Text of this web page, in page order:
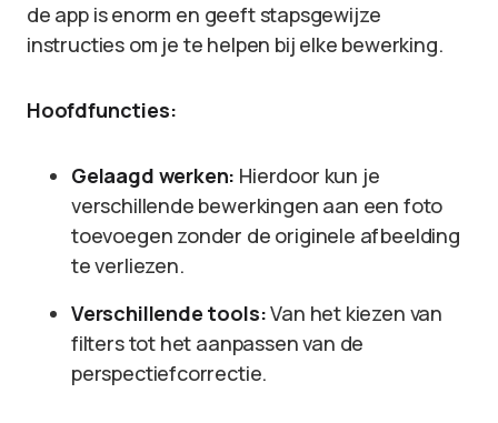
de app is enorm en geeft stapsgewijze
instructies om je te helpen bij elke bewerking.
Hoofdfuncties:
Gelaagd werken: Hierdoor kun je
verschillende bewerkingen aan een foto
toevoegen zonder de originele afbeelding
te verliezen.
Verschillende tools:Van het kiezen van
filters tot het aanpassen van de
perspectiefcorrectie.